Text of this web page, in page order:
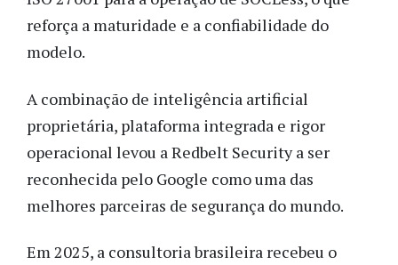
reforça a maturidade e a confiabilidade do
modelo.
A combinação de inteligência artificial
proprietária, plataforma integrada e rigor
operacional levou a Redbelt Security a ser
reconhecida pelo Google como uma das
melhores parceiras de segurança do mundo.
Em 2025, a consultoria brasileira recebeu o